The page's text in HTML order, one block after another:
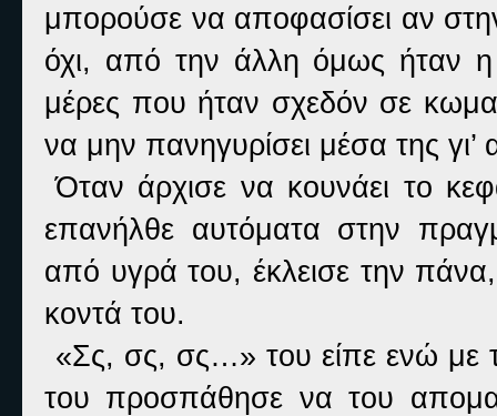
μπορούσε να αποφασίσει αν
όχι, από την άλλη όμως ήταν
μέρες που ήταν σχεδόν σε
να μην πανηγυρίσει μέσα της γι’
Όταν άρχισε να κουνάει το
επανήλθε αυτόματα στην
από υγρά του, έκλεισε την
κοντά του.
«Σς, σς, σς…» του είπε ενώ με
του προσπάθησε να του